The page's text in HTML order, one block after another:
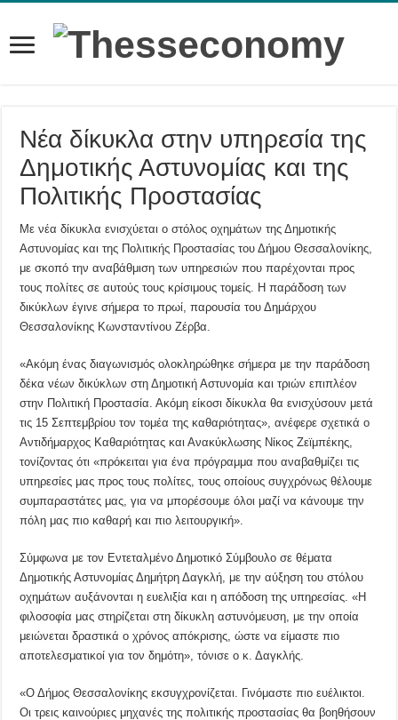
Νέα δίκυκλα στην υπηρεσία της
Δημοτικής Αστυνομίας και της
Πολιτικής Προστασίας
Με νέα δίκυκλα ενισχύεται ο στόλος οχημάτων της Δημοτικής
Αστυνομίας και της Πολιτικής Προστασίας του Δήμου Θεσσαλονίκης,
με σκοπό την αναβάθμιση των υπηρεσιών που παρέχονται προς
τους πολίτες σε αυτούς τους κρίσιμους τομείς. Η παράδοση των
δικύκλων έγινε σήμερα το πρωί, παρουσία του Δημάρχου
Θεσσαλονίκης Κωνσταντίνου Ζέρβα.
«Ακόμη ένας διαγωνισμός ολοκληρώθηκε σήμερα με την παράδοση
δέκα νέων δικύκλων στη Δημοτική Αστυνομία και τριών επιπλέον
στην Πολιτική Προστασία. Ακόμη είκοσι δίκυκλα θα ενισχύσουν μετά
τις 15 Σεπτεμβρίου τον τομέα της καθαριότητας», ανέφερε σχετικά ο
Αντιδήμαρχος Καθαριότητας και Ανακύκλωσης Νίκος Ζεϊμπέκης,
τονίζοντας ότι «πρόκειται για ένα πρόγραμμα που αναβαθμίζει τις
υπηρεσίες μας προς τους πολίτες, τους οποίους συγχρόνως θέλουμε
συμπαραστάτες μας, για να μπορέσουμε όλοι μαζί να κάνουμε την
πόλη μας πιο καθαρή και πιο λειτουργική».
Σύμφωνα με τον Εντεταλμένο Δημοτικό Σύμβουλο σε θέματα
Δημοτικής Αστυνομίας Δημήτρη Δαγκλή, με την αύξηση του στόλου
οχημάτων αυξάνονται η ευελιξία και η απόδοση της υπηρεσίας. «Η
φιλοσοφία μας στηρίζεται στη δίκυκλη αστυνόμευση, με την οποία
μειώνεται δραστικά ο χρόνος απόκρισης, ώστε να είμαστε πιο
αποτελεσματικοί για τον δημότη», τόνισε ο κ. Δαγκλής.
«Ο Δήμος Θεσσαλονίκης εκσυγχρονίζεται. Γινόμαστε πιο ευέλικτοι.
Οι τρεις καινούριες μηχανές της πολιτικής προστασίας θα βοηθήσουν